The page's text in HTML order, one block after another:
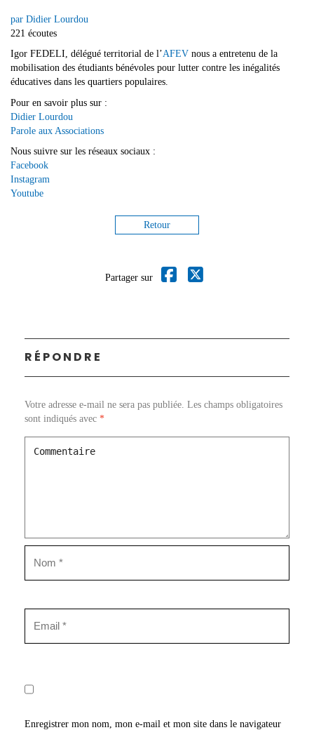
par Didier Lourdou
221 écoutes
Igor FEDELI, délégué territorial de l’AFEV nous a entretenu de la
mobilisation des étudiants bénévoles pour lutter contre les inégalités
éducatives dans les quartiers populaires.
Pour en savoir plus sur :
Didier Lourdou
Parole aux Associations
Nous suivre sur les réseaux sociaux :
Facebook
Instagram
Youtube
Retour
Partager sur
RÉPONDRE
Votre adresse e-mail ne sera pas publiée. Les champs obligatoires
sont indiqués avec *
Enregistrer mon nom, mon e-mail et mon site dans le navigateur